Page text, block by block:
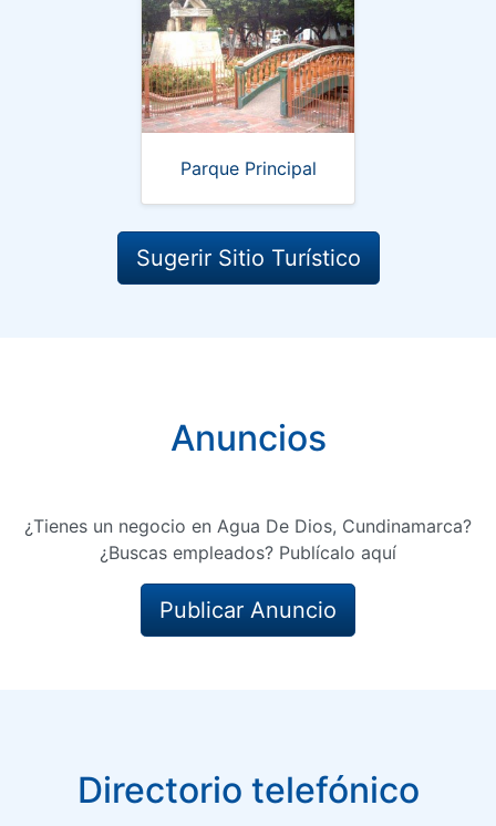
Parque Principal
Sugerir Sitio Turístico
Anuncios
¿Tienes un negocio en Agua De Dios, Cundinamarca?
¿Buscas empleados? Publícalo aquí
Publicar Anuncio
Directorio telefónico